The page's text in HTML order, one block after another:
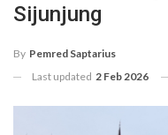
Sijunjung
By Pemred Saptarius
Last updated 2 Feb 2026